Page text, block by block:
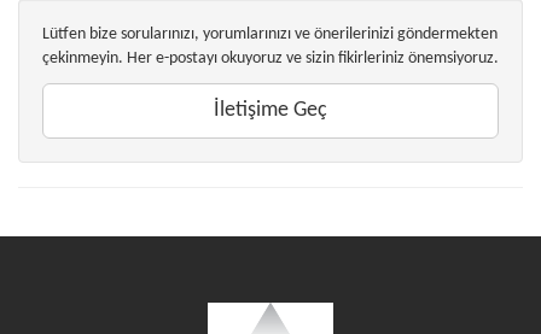
Lütfen bize sorularınızı, yorumlarınızı ve önerilerinizi göndermekten
çekinmeyin. Her e-postayı okuyoruz ve sizin fikirleriniz önemsiyoruz.
İletişime Geç